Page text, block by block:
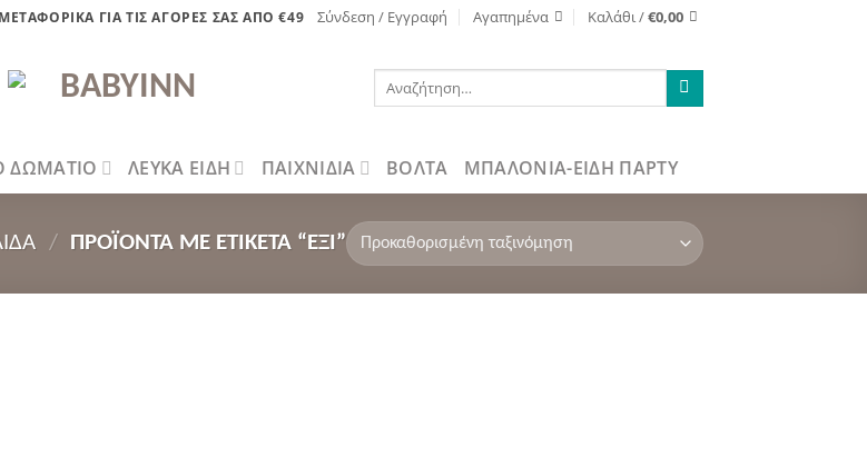
ΓΙΑ ΤΙΣ ΑΓΟΡΕΣ ΣΑΣ ΑΠΟ €49 Σύνδεση / Εγγραφή Αγαπημένα Καλάθι /€0,00
Αναζήτηση
ΔΩΜΑΤΙΟ ΛΕΥΚΑ ΕΙΔΗ ΠΑΙΧΝΙΔΙΑ ΒΌΛΤΑ ΜΠΑΛΟΝΙΑ-ΕΙΔΗ ΠΑΡΤΥ
/ ΠΡΟΪΌΝΤΑ ΜΕ ΕΤΙΚΈΤΑ “ΈΞΙ”